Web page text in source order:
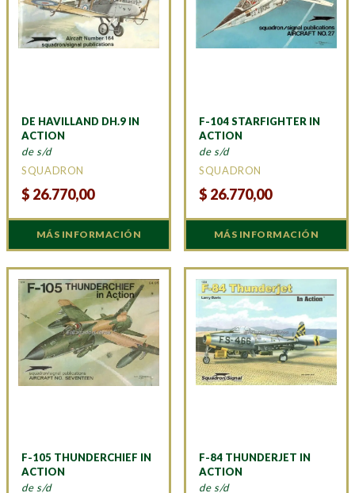
DE HAVILLAND DH.9 IN
ACTION
de s/d
SQUADRON
$ 26.770,00
MÁS INFORMACIÓN
F-104 STARFIGHTER IN
ACTION
de s/d
SQUADRON
$ 26.770,00
MÁS INFORMACIÓN
F-105 THUNDERCHIEF IN
ACTION
de s/d
F-84 THUNDERJET IN
ACTION
de s/d